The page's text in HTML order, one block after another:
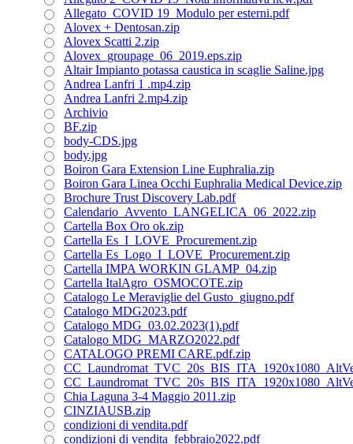
Allegato_COVID 19_Modulo per esterni.pdf
Alovex + Dentosan.zip
Alovex Scatti 2.zip
Alovex_groupage_06_2019.eps.zip
Altair Impianto potassa caustica in scaglie Saline.jpg
Andrea Lanfri 1 .mp4.zip
Andrea Lanfri 2.mp4.zip
Archivio
BF.zip
body-CDS.jpg
body.jpg
Boiron Gara Extension Line Euphralia.zip
Boiron Gara Linea Occhi Euphralia Medical Device.zip
Brochure Trust Discovery Lab.pdf
Calendario_Avvento_LANGELICA_06_2022.zip
Cartella Box Oro ok.zip
Cartella Es_I_LOVE_Procurement.zip
Cartella Es_Logo_I_LOVE_Procurement.zip
Cartella IMPA WORKIN GLAMP_04.zip
Cartella ItalAgro_OSMOCOTE.zip
Catalogo Le Meraviglie del Gusto_giugno.pdf
Catalogo MDG2023.pdf
Catalogo MDG_03.02.2023(1).pdf
Catalogo MDG_MARZO2022.pdf
CATALOGO PREMI CARE.pdf.zip
Chia Laguna 3-4 Maggio 2011.zip
CINZIAUSB.zip
condizioni di vendita.pdf
condizioni di vendita_febbraio2022.pdf